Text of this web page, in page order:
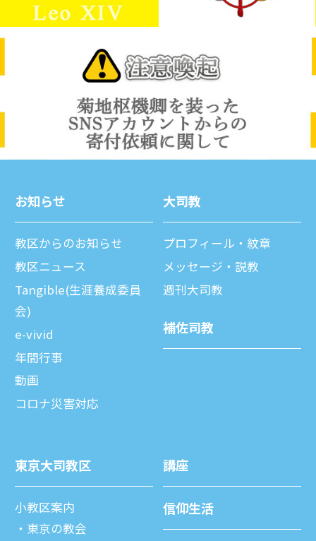
お知らせ
教区からのお知らせ
教区ニュース
Tangible(生涯養成委員
会)
e-vivid
年間⾏事
動画
コロナ災害対応
⼤司教
プロフィール・紋章
メッセージ・説教
週刊⼤司教
補佐司教
東京⼤司教区
⼩教区案内
東京の教会
講座
信仰⽣活